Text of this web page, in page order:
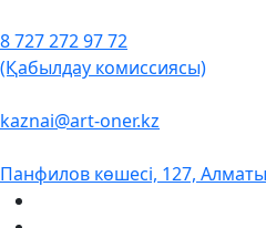
8 727 272 97 72
(Қабылдау комиссиясы)
kaznai@art-oner.kz
Панфилов көшесі, 127,